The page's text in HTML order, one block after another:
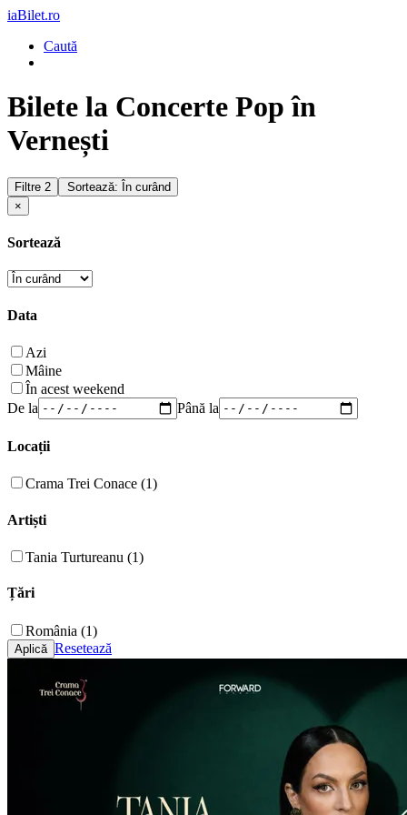
iaBilet.ro
Caută
Bilete la Concerte Pop în
Vernești
Filtre 2
Sortează: În curând
×
Sortează
Data
Azi
Mâine
În acest weekend
De la
Până la
Locații
Crama Trei Conace (1)
Artiști
Tania Turtureanu (1)
Țări
România (1)
Resetează